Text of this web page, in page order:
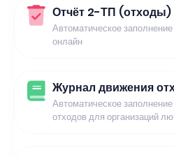
Отчёт 2-ТП (отходы)
Автоматическое
онлайн
Журнал движения
Автоматическое
отходов для организаций